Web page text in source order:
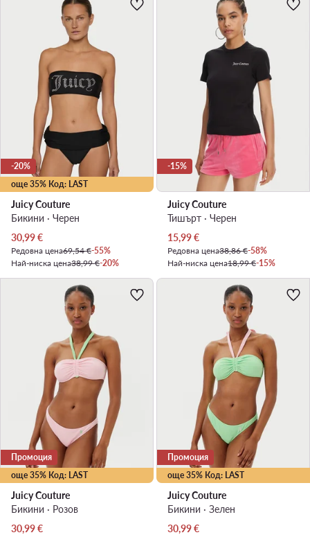
още 35% Код: LAST
-20%
Juicy Couture
Бикини · Черен
Актуална цена
30,99€
Редовна цена69,54 €-55%
Най-ниска цена38,99 €-20%
-15%
Juicy Couture
Тишърт · Черен
Актуална цена
15,99€
Редовна цена38,86 €-58%
Най-ниска цена18,99 €-15%
още 35% Код: LAST
Промоция
Juicy Couture
Бикини · Розов
Актуална цена
30,99€
още 35% Код: LAST
Промоция
Juicy Couture
Бикини · Зелен
Актуална цена
30,99€